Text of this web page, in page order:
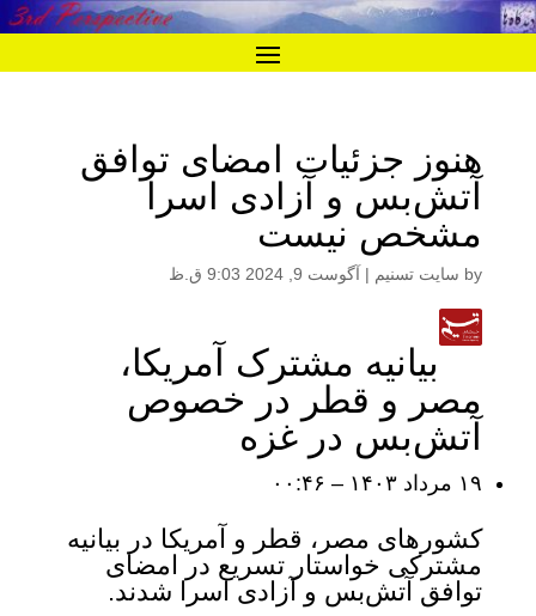
هنوز جزئیات امضای توافق
آتش‌بس و آزادی اسرا
مشخص نیست
by سایت تسنیم | آگوست 9, 2024 9:03 ق.ظ
بیانیه مشترک آمریکا،
مصر و قطر در خصوص
آتش‌بس در غزه
۱۹ مرداد ۱۴۰۳ – ۰۰:۴۶
کشورهای مصر، قطر و آمریکا در بیانیه
مشترکی خواستار تسریع در امضای
توافق آتش‌بس و آزادی اسرا شدند.